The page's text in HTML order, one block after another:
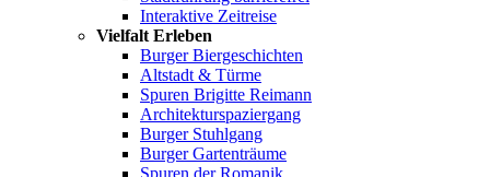
Interaktive Zeitreise
Vielfalt Erleben
Burger Biergeschichten
Altstadt & Türme
Spuren Brigitte Reimann
Architekturspaziergang
Burger Stuhlgang
Burger Gartenträume
Spuren der Romanik